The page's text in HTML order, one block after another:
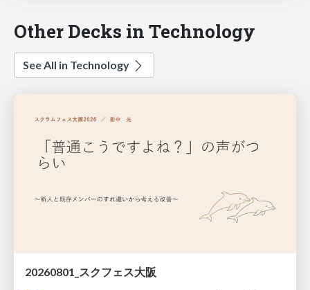
Other Decks in Technology
See All in Technology
20260801_スクフェス大阪